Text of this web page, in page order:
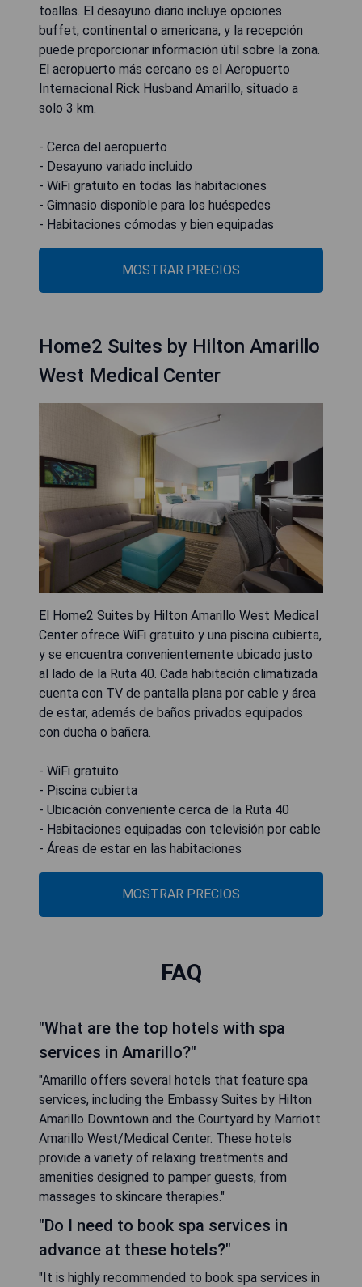
toallas. El desayuno diario incluye opciones
buffet, continental o americana, y la recepción
puede proporcionar información útil sobre la zona.
El aeropuerto más cercano es el Aeropuerto
Internacional Rick Husband Amarillo, situado a
solo 3 km.
- Cerca del aeropuerto
- Desayuno variado incluido
- WiFi gratuito en todas las habitaciones
- Gimnasio disponible para los huéspedes
- Habitaciones cómodas y bien equipadas
MOSTRAR PRECIOS
Home2 Suites by Hilton Amarillo
West Medical Center
El Home2 Suites by Hilton Amarillo West Medical
Center ofrece WiFi gratuito y una piscina cubierta,
y se encuentra convenientemente ubicado justo
al lado de la Ruta 40. Cada habitación climatizada
cuenta con TV de pantalla plana por cable y área
de estar, además de baños privados equipados
con ducha o bañera.
- WiFi gratuito
- Piscina cubierta
- Ubicación conveniente cerca de la Ruta 40
- Habitaciones equipadas con televisión por cable
- Áreas de estar en las habitaciones
MOSTRAR PRECIOS
FAQ
"What are the top hotels with spa
services in Amarillo?"
"Amarillo offers several hotels that feature spa
services, including the Embassy Suites by Hilton
Amarillo Downtown and the Courtyard by Marriott
Amarillo West/Medical Center. These hotels
provide a variety of relaxing treatments and
amenities designed to pamper guests, from
massages to skincare therapies."
"Do I need to book spa services in
advance at these hotels?"
"It is highly recommended to book spa services in